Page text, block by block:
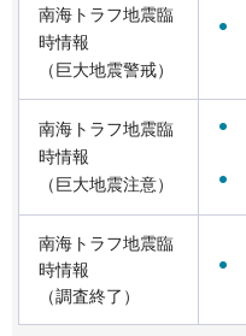
南海トラフ地震臨
時情報
（巨大地震警戒）
南海トラフ地震臨
時情報
（巨大地震注意）
南海トラフ地震臨
時情報
（調査終了）